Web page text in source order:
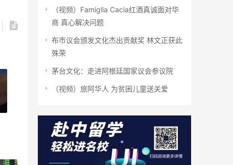
（视频）Famiglia Cacia红酒真诚面对华
商 真心解决问题
布市议会颁发文化杰出贡献奖 林文正获此
殊荣
茅台文化：走进阿根廷国家议会参议院
（视频）旅阿华人 为贫困儿童送关爱